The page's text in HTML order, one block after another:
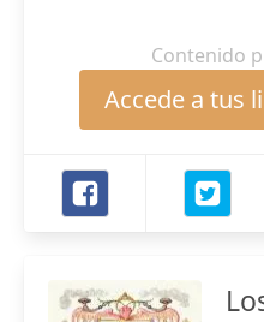
Contenido
Accede a tus